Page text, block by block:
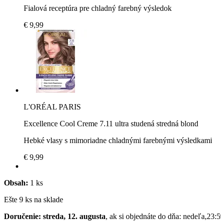
Fialová receptúra pre chladný farebný výsledok
€ 9,99
L'ORÉAL PARIS
Excellence Cool Creme 7.11 ultra studená stredná blond
Hebké vlasy s mimoriadne chladnými farebnými výsledkami
€ 9,99
Obsah: 1 ks
Ešte 9 ks na sklade
Doručenie: streda, 12. augusta, ak si objednáte do dňa: